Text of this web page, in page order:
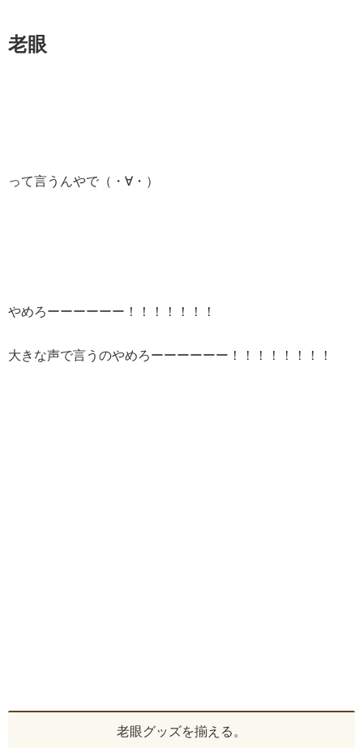
老眼
って言うんやで（・∀・）
やめろーーーーーー！！！！！！！
大きな声で言うのやめろーーーーーー！！！！！！！！
老眼グッズを揃える。